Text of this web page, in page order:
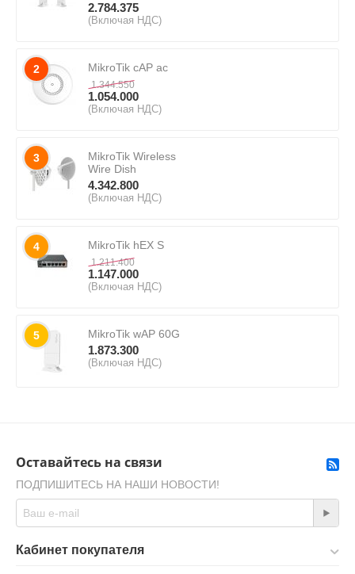
2.784.375
(Включая НДС)
2 MikroTik cAP ac
1.344.550
1.054.000
(Включая НДС)
3
MikroTik Wireless
Wire Dish
4.342.800
(Включая НДС)
4 MikroTik hEX S
1.211.400
1.147.000
(Включая НДС)
5 MikroTik wAP 60G
1.873.300
(Включая НДС)
Оставайтесь на связи
ПОДПИШИТЕСЬ НА НАШИ НОВОСТИ!
Кабинет покупателя